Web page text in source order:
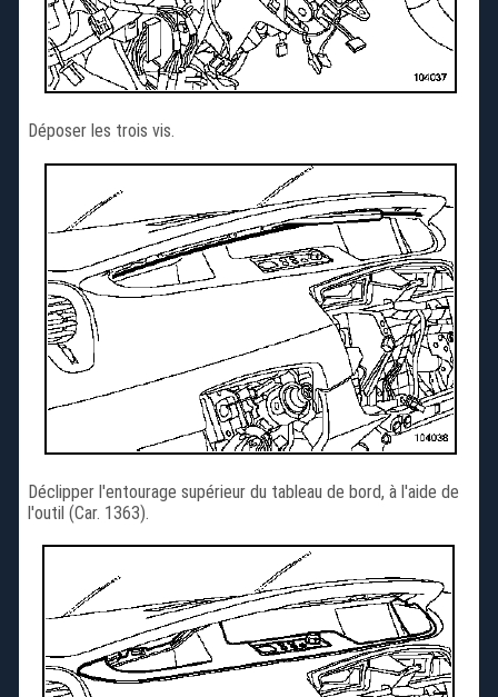
Déposer les trois vis.
Déclipper l'entourage supérieur du tableau de bord, à l'aide de
l'outil (Car. 1363).